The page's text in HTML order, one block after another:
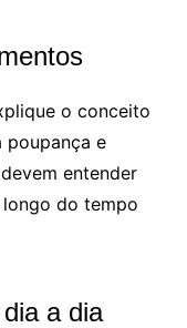
o conceito
poupança e
entender
do tempo
a dia